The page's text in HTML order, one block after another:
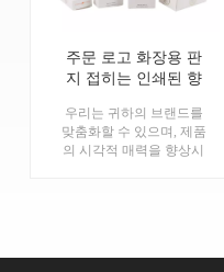
주문 로고 화장용 판
지 접히는 인쇄된 향
우리는 귀하의 브랜드를
맞춤화할 수 있으며, 제품
의 시각적 매력을 향상시